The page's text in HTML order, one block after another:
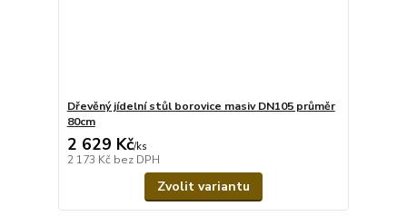
Dřevěný jídelní stůl borovice masiv DN105 průměr
80cm
2 629 Kč/ks
2 173 Kč bez DPH
Zvolit variantu